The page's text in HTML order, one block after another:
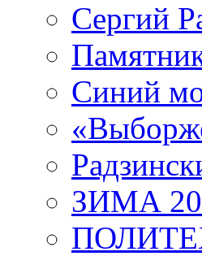
Сергий
Синий
ЗИМА